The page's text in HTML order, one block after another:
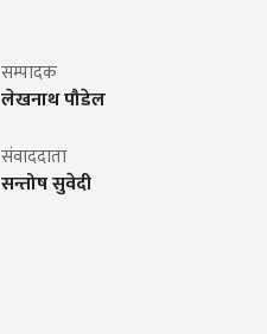
सम्पादक
लेखनाथ पौडेल
संवाददाता
सन्तोष सुवेदी